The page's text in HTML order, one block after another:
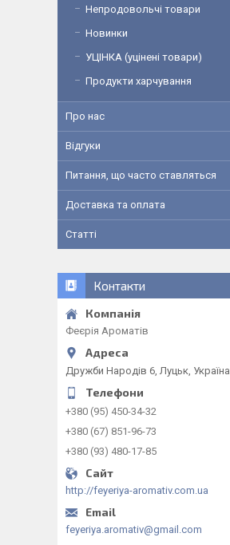
Непродовольчі товари
Новинки
УЦІНКА (уцінені товари)
Продукти харчування
Про нас
Відгуки
Питання, що часто ставляться
Доставка та оплата
Статті
Контакти
Феєрія Ароматів
Дружби Народів 6, Луцьк, Україна
+380 (95) 450-34-32
+380 (67) 851-96-73
+380 (93) 480-17-85
http://feyeriya-aromativ.com.ua
feyeriya.aromativ@gmail.com